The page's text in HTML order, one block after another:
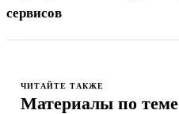
сервисов
ЧИТАЙТЕ ТАКЖЕ
Материалы по теме